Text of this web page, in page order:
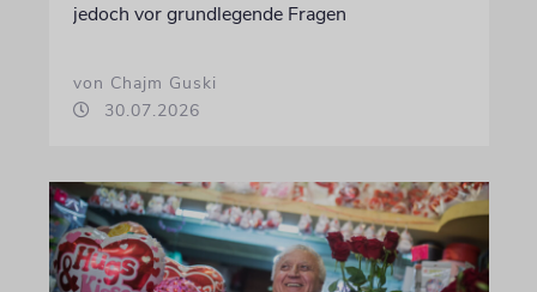
jedoch vor grundlegende Fragen
von Chajm Guski
30.07.2026